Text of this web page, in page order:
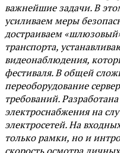
важнейшие задачи. В
усиливаем меры
достраиваем
транспорта,
видеонаблюдения,
фестиваля. В общей
переоборудование
требований.
электроснабжения на
электросетей. На
только рамки, но и